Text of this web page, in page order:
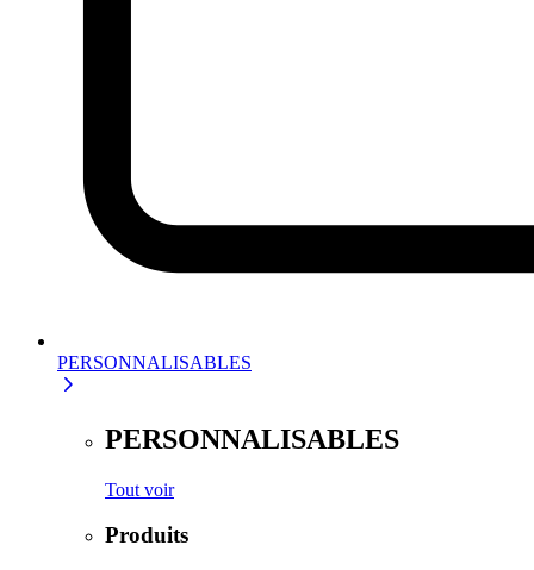
PERSONNALISABLES
PERSONNALISABLES
Tout voir
Produits